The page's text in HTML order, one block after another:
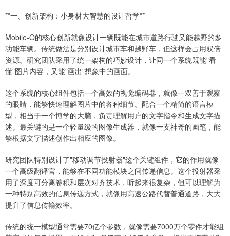
**一、创新架构：小身材大智慧的设计哲学**
Mobile-O的核心创新就像设计一辆既能在城市道路行驶又能越野的多
功能车辆。传统做法是分别设计城市车和越野车，但这样会占用双倍
资源。研究团队采用了统一架构的巧妙设计，让同一个系统既能"看
懂"图片内容，又能"画出"想象中的画面。
这个系统的核心组件包括一个高效的视觉编码器，就像一双善于观察
的眼睛，能够快速理解图片中的各种细节。配合一个精简的语言模
型，相当于一个博学的大脑，负责理解用户的文字指令和生成文字描
述。最关键的是一个轻量级的图像生成器，就像一支神奇的画笔，能
够根据文字描述创作出相应的图像。
研究团队特别设计了"移动调节投射器"这个关键组件，它的作用就像
一个高级翻译官，能够在不同功能模块之间传递信息。这个投射器采
用了深度可分离卷积和层次对齐技术，听起来很复杂，但可以理解为
一种特别高效的信息传递方式，就像用高速公路代替普通道路，大大
提升了信息传输效率。
传统的统一模型通常需要70亿个参数，就像需要7000万个零件才能组